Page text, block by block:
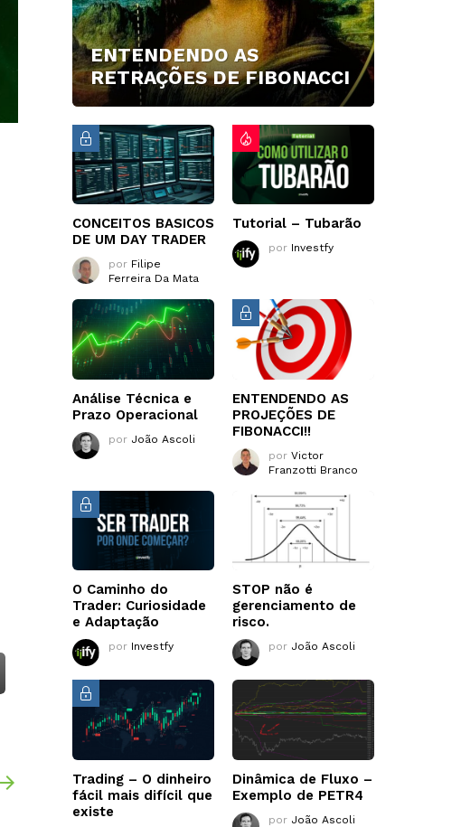
ENTENDENDO AS
RETRAÇÕES DE FIBONACCI
CONCEITOS BASICOS
DE UM DAY TRADER
por Filipe
Ferreira Da Mata
Tutorial – Tubarão
por Investfy
Análise Técnica e
Prazo Operacional
por João Ascoli
ENTENDENDO AS
PROJEÇÕES DE
FIBONACCI!!
por Victor
Franzotti Branco
O Caminho do
Trader: Curiosidade
e Adaptação
por Investfy
STOP não é
gerenciamento de
risco.
por João Ascoli
Trading – O dinheiro
fácil mais difícil que
existe
Dinâmica de Fluxo –
Exemplo de PETR4
por João Ascoli